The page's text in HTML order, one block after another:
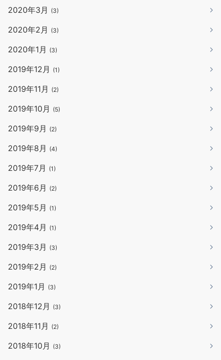
2020年3月 (3)
2020年2月 (3)
2020年1月 (3)
2019年12月 (1)
2019年11月 (2)
2019年10月 (5)
2019年9月 (2)
2019年8月 (4)
2019年7月 (1)
2019年6月 (2)
2019年5月 (1)
2019年4月 (1)
2019年3月 (3)
2019年2月 (2)
2019年1月 (3)
2018年12月 (3)
2018年11月 (2)
2018年10月 (3)